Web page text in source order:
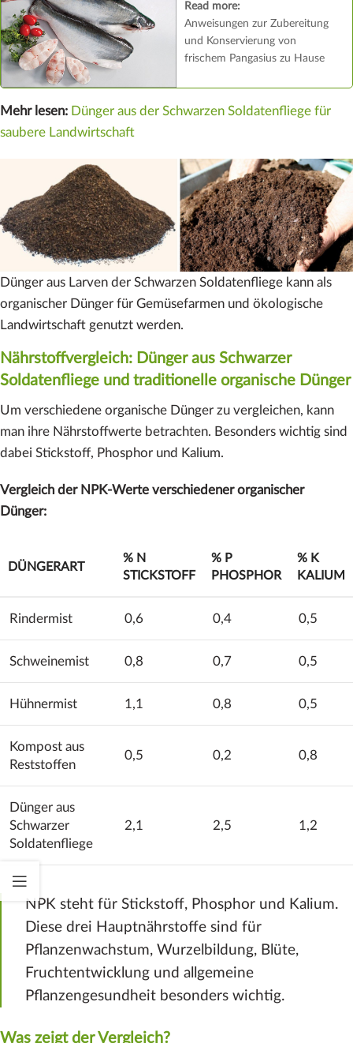
Read more:
Anweisungen zur Zubereitung
und Konservierung von
frischem Pangasius zu Hause
Mehr lesen: Dünger aus der Schwarzen Soldatenfliege für
saubere Landwirtschaft
Dünger aus Larven der Schwarzen Soldatenfliege kann als
organischer Dünger für Gemüsefarmen und ökologische
Landwirtschaft genutzt werden.
Nährstoffvergleich: Dünger aus Schwarzer
Soldatenfliege und traditionelle organische Dünger
Um verschiedene organische Dünger zu vergleichen, kann
man ihre Nährstoffwerte betrachten. Besonders wichtig sind
dabei Stickstoff, Phosphor und Kalium.
Vergleich der NPK-Werte verschiedener organischer
Dünger:
DÜNGERART
% N
STICKSTOFF
% P
PHOSPHOR
% K
KALIUM
Rindermist 0,6 0,4 0,5
Schweinemist 0,8 0,7 0,5
Hühnermist 1,1 0,8 0,5
Kompost aus
Reststoffen
0,5 0,2 0,8
Dünger aus
Schwarzer
Soldatenfliege
2,1 2,5 1,2
NPK steht für Stickstoff, Phosphor und Kalium.
Diese drei Hauptnährstoffe sind für
Pflanzenwachstum, Wurzelbildung, Blüte,
Fruchtentwicklung und allgemeine
Pflanzengesundheit besonders wichtig.
Was zeigt der Vergleich?